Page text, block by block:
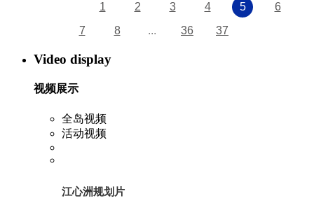
1 2 3 4 5
6
7
8 ... 36 37
Video display
视频展示
全岛视频
活动视频
江心洲规划片